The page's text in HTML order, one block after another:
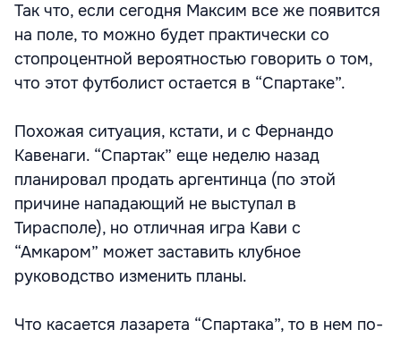
Так что, если сегодня Максим все же появится
на поле, то можно будет практически со
стопроцентной вероятностью говорить о том,
что этот футболист остается в “Спартаке”.
Похожая ситуация, кстати, и с Фернандо
Кавенаги. “Спартак” еще неделю назад
планировал продать аргентинца (по этой
причине нападающий не выступал в
Тирасполе), но отличная игра Кави с
“Амкаром” может заставить клубное
руководство изменить планы.
Что касается лазарета “Спартака”, то в нем по-